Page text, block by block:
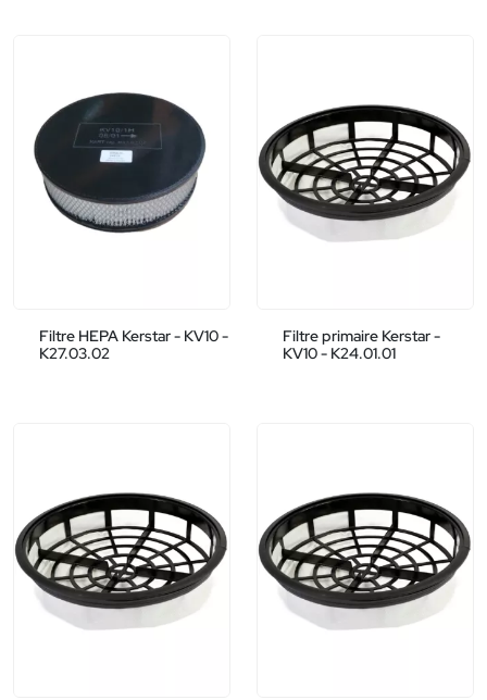
Filtre HEPA Kerstar - KV10 -
K27.03.02
Filtre primaire Kerstar -
KV10 - K24.01.01